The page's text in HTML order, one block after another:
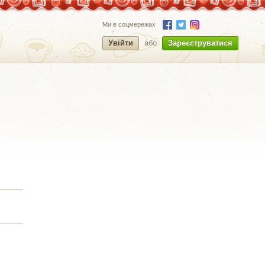
Ми в соцмережах
Увійти або Зареєструватися